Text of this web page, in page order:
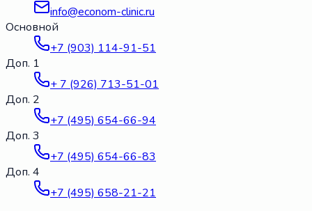
info@econom-clinic.ru
Основной
+7 (903) 114-91-51
Доп. 1
+ 7 (926) 713-51-01
Доп. 2
+7 (495) 654-66-94
Доп. 3
+7 (495) 654-66-83
Доп. 4
+7 (495) 658-21-21